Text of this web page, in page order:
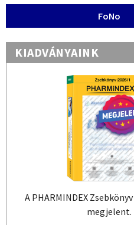
FoNo
KIADVÁNYAINK
A PHARMINDEX
megjelent.